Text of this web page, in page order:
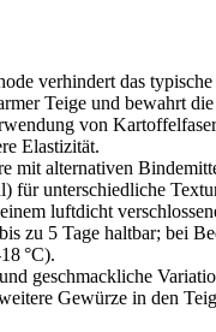
verhindert das
Teige und bewahrt
von
Elastizität.
mit alternativen
für unterschiedliche
luftdicht
zu 5 Tage haltbar; bei
°C).
geschmackliche
Gewürze in den